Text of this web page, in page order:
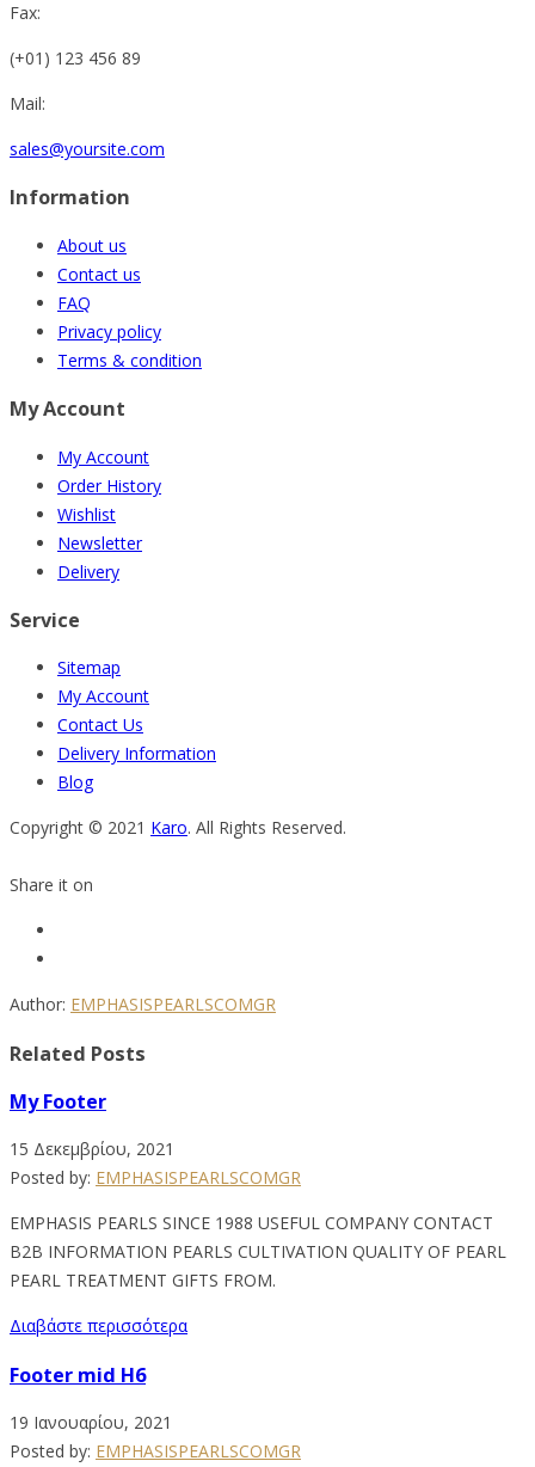
Fax:
(+01) 123 456 89
Mail:
sales@yoursite.com
Information
About us
Contact us
FAQ
Privacy policy
Terms & condition
My Account
My Account
Order History
Wishlist
Newsletter
Delivery
Service
Sitemap
My Account
Contact Us
Delivery Information
Blog
Copyright © 2021 Karo. All Rights Reserved.
Share it on
Author: EMPHASISPEARLSCOMGR
Related Posts
My Footer
15 Δεκεμβρίου, 2021
Posted by: EMPHASISPEARLSCOMGR
EMPHASIS PEARLS SINCE 1988 USEFUL COMPANY CONTACT
B2B INFORMATION PEARLS CULTIVATION QUALITY OF PEARL
PEARL TREATMENT GIFTS FROM.
Διαβάστε περισσότερα
Footer mid H6
19 Ιανουαρίου, 2021
Posted by: EMPHASISPEARLSCOMGR